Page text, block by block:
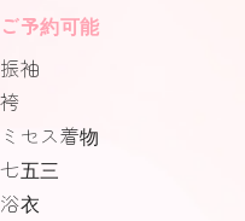
ご予約可能
振袖
袴
ミセス着物
七五三
浴衣